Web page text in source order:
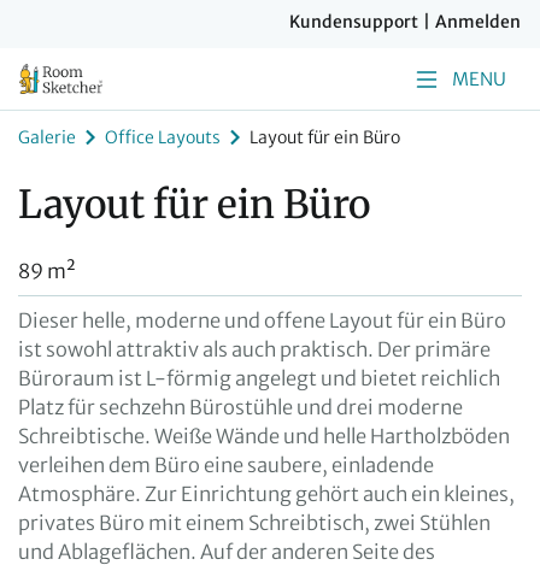
Kundensupport Anmelden
MENU
Galerie Office Layouts Layout für ein Büro
Layout für ein Büro
89 m²
Dieser helle, moderne und offene Layout für ein Büro
ist sowohl attraktiv als auch praktisch. Der primäre
Büroraum ist L-förmig angelegt und bietet reichlich
Platz für sechzehn Bürostühle und drei moderne
Schreibtische. Weiße Wände und helle Hartholzböden
verleihen dem Büro eine saubere, einladende
Atmosphäre. Zur Einrichtung gehört auch ein kleines,
privates Büro mit einem Schreibtisch, zwei Stühlen
und Ablageflächen. Auf der anderen Seite des